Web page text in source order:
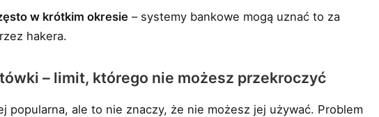
w krótkim okresie – systemy bankowe mogą uznać to za
hakera.
– limit, którego nie możesz przekroczyć
popularna, ale to nie znaczy, że nie możesz jej używać. Problem